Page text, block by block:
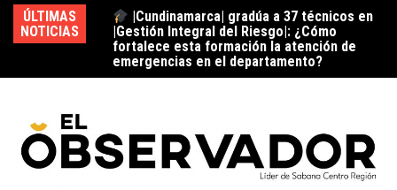
ÚLTIMAS
NOTICIAS
|Gestión Integral del Riesgo|: ¿Cómo
fortalece esta formación la atención de
emergencias en el departamento?
La estación del ‘pan’